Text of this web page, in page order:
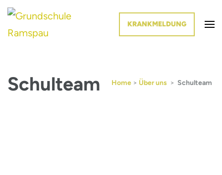
KRANKMELDUNG
Schulteam Home > Über uns > Schulteam